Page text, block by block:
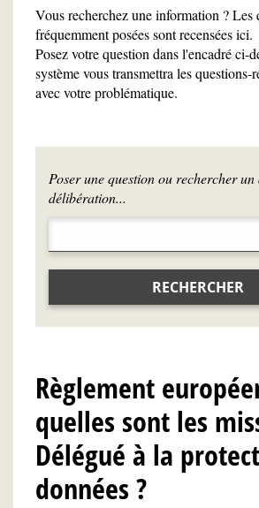
Vous recherchez une information ? Les
fréquemment posées sont recensées ici.
Posez votre question dans l'encadré ci-
système vous transmettra les questions-
avec votre problématique.
Poser une question ou rechercher
délibération...
RECHERCHER
Règlement
quelles sont les
Délégué à la
données ?